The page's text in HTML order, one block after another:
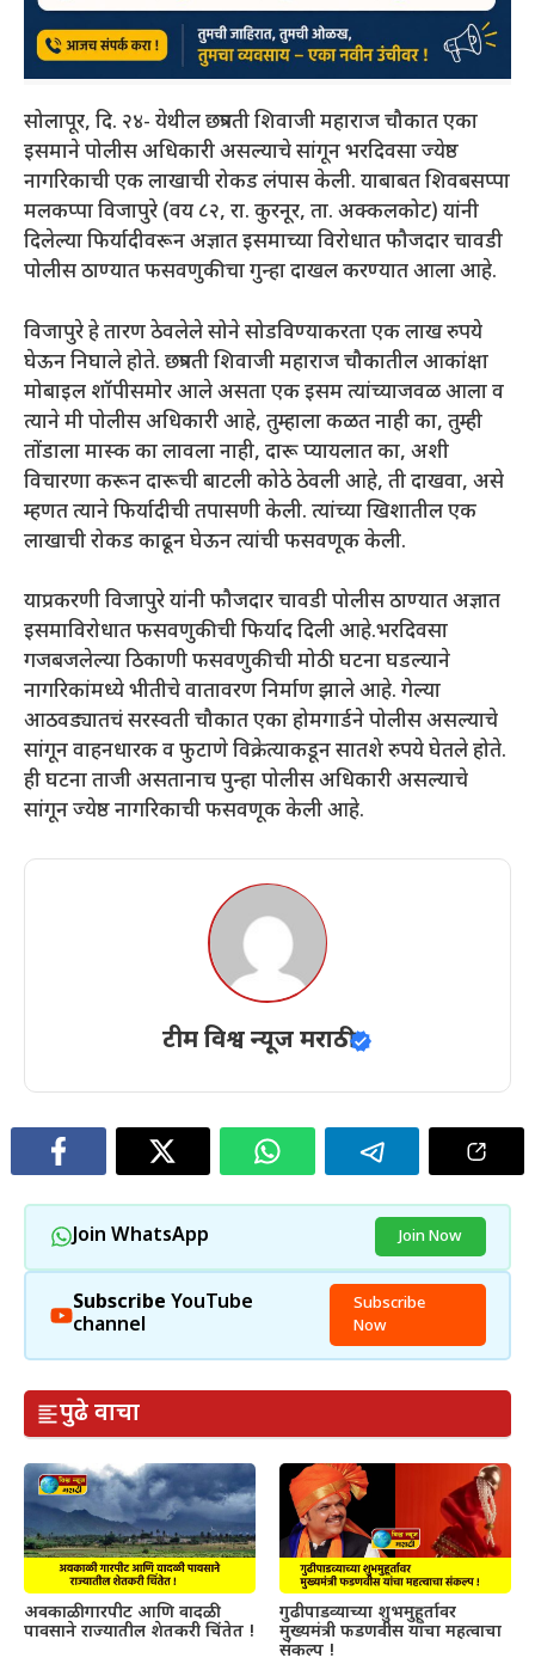
सोलापूर, दि. २४- येथील छत्रपती शिवाजी महाराज चौकात एका
इसमाने पोलीस अधिकारी असल्याचे सांगून भरदिवसा ज्येष्ठ
नागरिकाची एक लाखाची रोकड लंपास केली. याबाबत शिवबसप्पा
मलकप्पा विजापुरे (वय ८२, रा. कुरनूर, ता. अक्कलकोट) यांनी
दिलेल्या फिर्यादीवरून अज्ञात इसमाच्या विरोधात फौजदार चावडी
पोलीस ठाण्यात फसवणुकीचा गुन्हा दाखल करण्यात आला आहे.
विजापुरे हे तारण ठेवलेले सोने सोडविण्याकरता एक लाख रुपये
घेऊन निघाले होते. छत्रपती शिवाजी महाराज चौकातील आकांक्षा
मोबाइल शॉपीसमोर आले असता एक इसम त्यांच्याजवळ आला व
त्याने मी पोलीस अधिकारी आहे, तुम्हाला कळत नाही का, तुम्ही
तोंडाला मास्क का लावला नाही, दारू प्यायलात का, अशी
विचारणा करून दारूची बाटली कोठे ठेवली आहे, ती दाखवा, असे
म्हणत त्याने फिर्यादीची तपासणी केली. त्यांच्या खिशातील एक
लाखाची रोकड काढून घेऊन त्यांची फसवणूक केली.
याप्रकरणी विजापुरे यांनी फौजदार चावडी पोलीस ठाण्यात अज्ञात
इसमाविरोधात फसवणुकीची फिर्याद दिली आहे.भरदिवसा
गजबजलेल्या ठिकाणी फसवणुकीची मोठी घटना घडल्याने
नागरिकांमध्ये भीतीचे वातावरण निर्माण झाले आहे. गेल्या
आठवड्यातचं सरस्वती चौकात एका होमगार्डने पोलीस असल्याचे
सांगून वाहनधारक व फुटाणे विक्रेत्याकडून सातशे रुपये घेतले होते.
ही घटना ताजी असतानाच पुन्हा पोलीस अधिकारी असल्याचे
सांगून ज्येष्ठ नागरिकाची फसवणूक केली आहे.
टीम विश्व न्यूज मराठी
Join WhatsApp Join Now
Subscribe YouTube
channel
Subscribe
Now
पुढे वाचा
अवकाळी गारपीट आणि वादळी
पावसाने राज्यातील शेतकरी चिंतेत !
गुढीपाडव्याच्या शुभमुहूर्तावर
मुख्यमंत्री फडणवीस यांचा महत्वाचा
संकल्प !